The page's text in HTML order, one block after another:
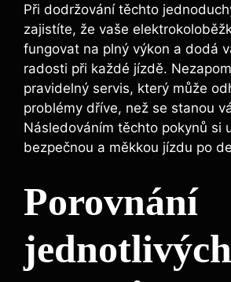
Při dodržování těchto
zajistíte, že vaše
fungovat na plný výkon a dodá
radosti při každé jízdě.
pravidelný servis, který může
problémy dříve, než se stanou
Následováním těchto pokynů si
bezpečnou a měkkou jízdu po
Porovnání
jednotlivých